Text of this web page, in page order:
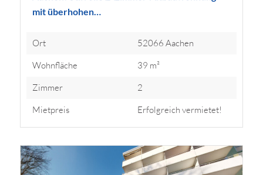
mit überhohen…
Ort
52066 Aachen
Wohnfläche
39 m²
Zimmer
2
Mietpreis
Erfolgreich vermietet!